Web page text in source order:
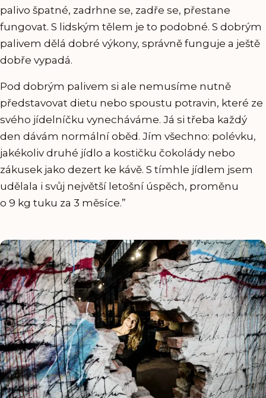
palivo špatné, zadrhne se, zadře se, přestane
fungovat. S lidským tělem je to podobné. S dobrým
palivem dělá dobré výkony, správně funguje a ještě
dobře vypadá.
Pod dobrým palivem si ale nemusíme nutně
představovat dietu nebo spoustu potravin, které ze
svého jídelníčku vynecháváme. Já si třeba každý
den dávám normální oběd. Jím všechno: polévku,
jakékoliv druhé jídlo a kostičku čokolády nebo
zákusek jako dezert ke kávě. S tímhle jídlem jsem
udělala i svůj největší letošní úspěch, proměnu
o 9 kg tuku za 3 měsíce.”